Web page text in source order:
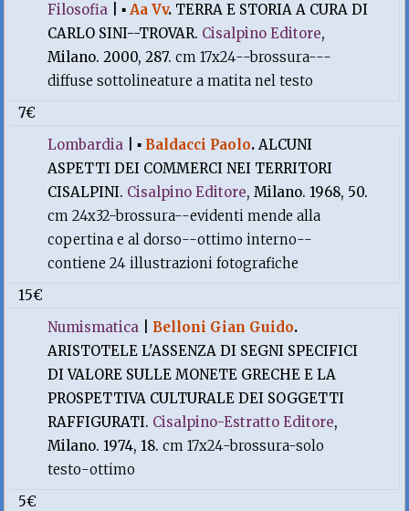
Filosofia |▪Aa Vv. TERRA E STORIA A CURA DI
CARLO SINI--TROVAR. Cisalpino Editore,
Milano. 2000, 287.cm 17x24--brossura---
diffuse sottolineature a matita nel testo
7€
Lombardia |▪ Baldacci Paolo.ALCUNI
ASPETTI DEI COMMERCI NEI TERRITORI
CISALPINI. Cisalpino Editore, Milano. 1968, 50.
cm 24x32-brossura--evidenti mende alla
copertina e al dorso--ottimo interno--
contiene 24 illustrazioni fotografiche
15€
Numismatica
Belloni Gian Guido.
ARISTOTELE L'ASSENZA DI SEGNI SPECIFICI
DI VALORE SULLE MONETE GRECHE E LA
PROSPETTIVA CULTURALE DEI SOGGETTI
RAFFIGURATI. Cisalpino-Estratto Editore,
Milano. 1974, 18.cm 17x24-brossura-solo
testo-ottimo
5€